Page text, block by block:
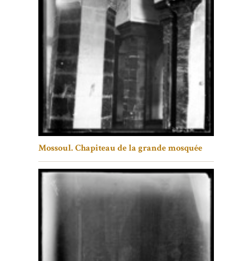
Mossoul. Chapiteau de la grande mosquée